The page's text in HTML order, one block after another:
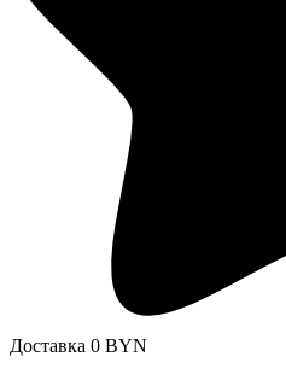
Доставка 0 BYN